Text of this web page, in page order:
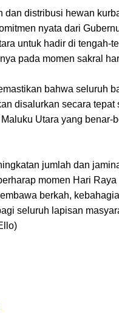
dan distribusi hewan
nyata dari
untuk hadir di tengah-
pada momen sakral
bahwa seluruh
disalurkan secara tepat
Utara yang benar-
jumlah dan
momen Hari Raya
berkah,
seluruh lapisan